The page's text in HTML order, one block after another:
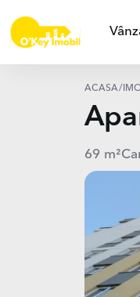
ACASĂ/
69 m²